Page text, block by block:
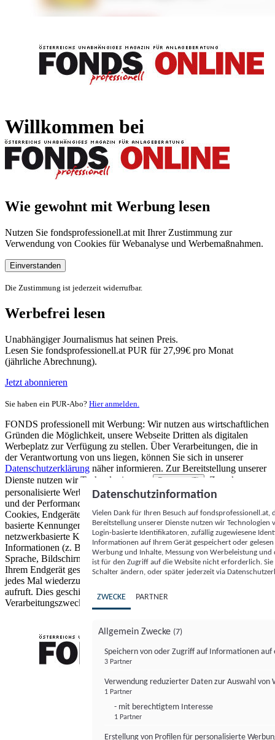
Willkommen bei
Wie gewohnt mit Werbung lesen
Nutzen Sie fondsprofessionell.at mit Ihrer Zustimmung zur
Verwendung von Cookies für Webanalyse und Werbemaßnahmen.
Einverstanden
Die Zustimmung ist jederzeit widerrufbar.
Werbefrei lesen
Unabhängiger Journalismus hat seinen Preis.
Lesen Sie fondsprofessionell.at PUR für 27,99€ pro Monat
(jährliche Abrechnung).
Jetzt abonnieren
Sie haben ein PUR-Abo? Hier anmelden.
FONDS professionell mit Werbung: Wir nutzen aus wirtschaftlichen
Gründen die Möglichkeit, unsere Webseite Dritten als digitalen
Werbeplatz zur Verfügung zu stellen. Über Verarbeitungen, die in
der Verantwortung von uns liegen, können Sie sich in unserer
Datenschutzerklärung näher informieren. Zur Bereitstellung unserer
Dienste nutzen wir Technologien von
Partnern (5)
. Zwecke:
personalisierte Werbung und Inhalte, Messung von Werbeleistung
und der Performance von Inhalten sowie Zielgruppenforschung.
Cookies, Endgeräte- oder ähnliche Online-Kennungen (z. B. login-
basierte Kennungen, zufällig generierte Kennungen,
netzwerkbasierte Kennungen) können zusammen mit anderen
Informationen (z. B. Browsertyp und Browserinformationen,
Sprache, Bildschirmgröße, unterstützte Technologien usw.) auf
Ihrem Endgerät gespeichert oder von dort ausgelesen werden, um es
jedes Mal wiederzuerkennen, wenn es eine App oder einer Webseite
aufruft. Dies geschieht für einen oder mehrere der hier aufgeführten
Verarbeitungszwecke.
Datenschutzinformation
Vielen Dank für Ihren Besuch auf
Bereitstellung unserer Dienste nutzen wir Technologien
Login-basierte Identifikatoren, zufällig zugewiesene
Informationen auf Ihrem Gerät gespeichert oder
Werbung und Inhalte, Messung von Werbeleistung
ist für den Zugriff auf die Website nicht erforderlich.
Schalter ändern, oder später jederzeit via
ZWECKE PARTNER
Allgemein Zwecke (7)
Speichern von oder Zugriff auf Informationen auf
3 Partner
Verwendung reduzierter Daten zur Auswahl von
1 Partner
- mit berechtigtem Interesse
1 Partner
Erstellung von Profilen für personalisierte
FONDS professionell